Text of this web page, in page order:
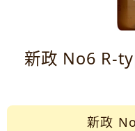
新政 No6 R-
新政